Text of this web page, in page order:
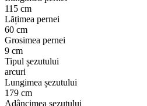
115 cm
Lățimea pernei
60 cm
Grosimea pernei
9 cm
Tipul șezutului
arcuri
Lungimea șezutului
179 cm
Adâncimea șezutului